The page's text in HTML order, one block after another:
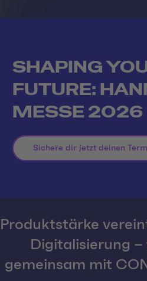
SHAPING
FUTURE:
MESSE 2026
Sichere dir jetzt deinen
Produktstärke
Digitalisierung
gemeinsam mit